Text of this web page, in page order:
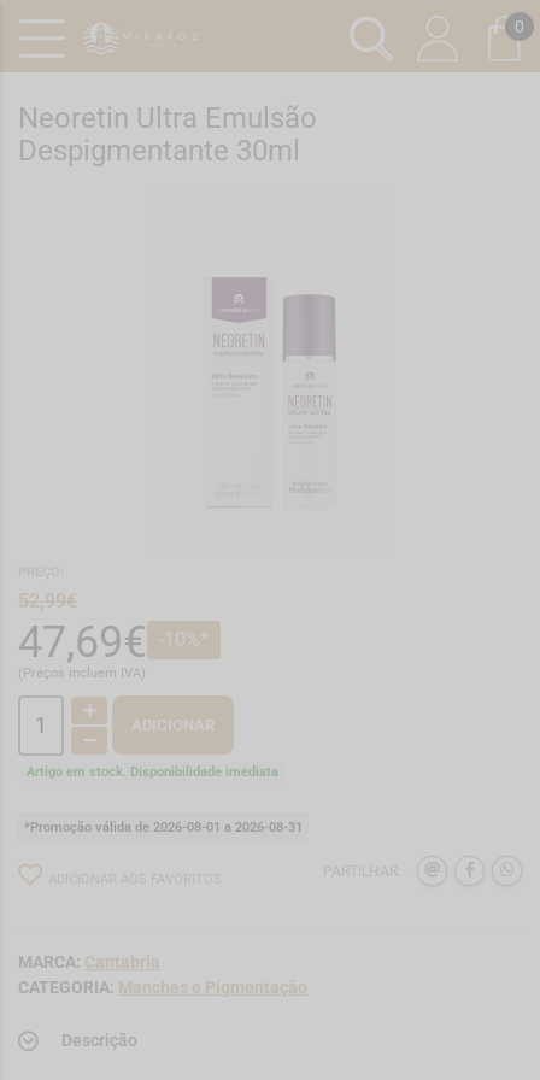
0
Neoretin Ultra Emulsão
Despigmentante 30ml
52,99€
47,69€ -10%*
(Preços incluem IVA)
ADICIONAR
Artigo em stock. Disponibilidade imediata
*Promoção válida de 2026-08-01 a 2026-08-31
MARCA: Cantabria
CATEGORIA: Manchas e Pigmentação
Descrição